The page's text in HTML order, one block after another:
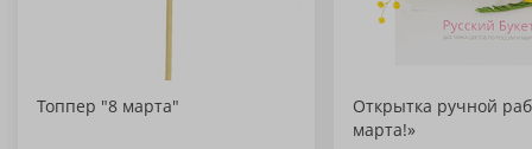
Топпер "8 марта"
Открытка ручной
марта!»